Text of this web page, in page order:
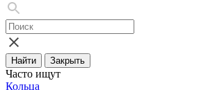
Найти Закрыть
Часто ищут
Кольца